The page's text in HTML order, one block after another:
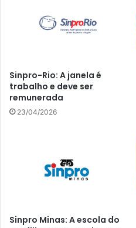
Sinpro-Rio: A janela é
trabalho e deve ser
remunerada
23/04/2026
Sinpro Minas: A escola do